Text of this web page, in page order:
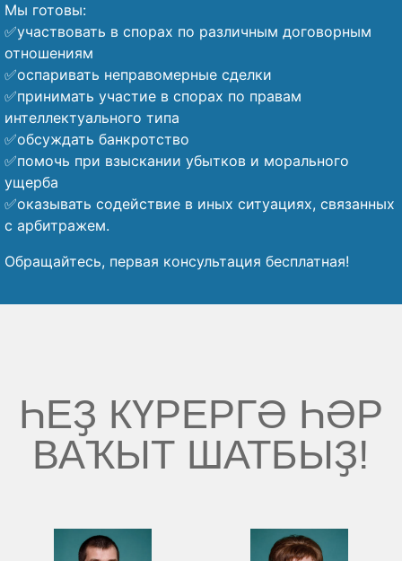
Мы готовы:
✅участвовать в спорах по различным договорным
отношениям
✅оспаривать неправомерные сделки
✅принимать участие в спорах по правам
интеллектуального типа
✅обсуждать банкротство
✅помочь при взыскании убытков и морального
ущерба
✅оказывать содействие в иных ситуациях, связанных
с арбитражем.
Обращайтесь, первая консультация бесплатная!
ҺЕҘ КҮРЕРГӘ ҺӘР
ВАҠЫТ ШАТБЫҘ!